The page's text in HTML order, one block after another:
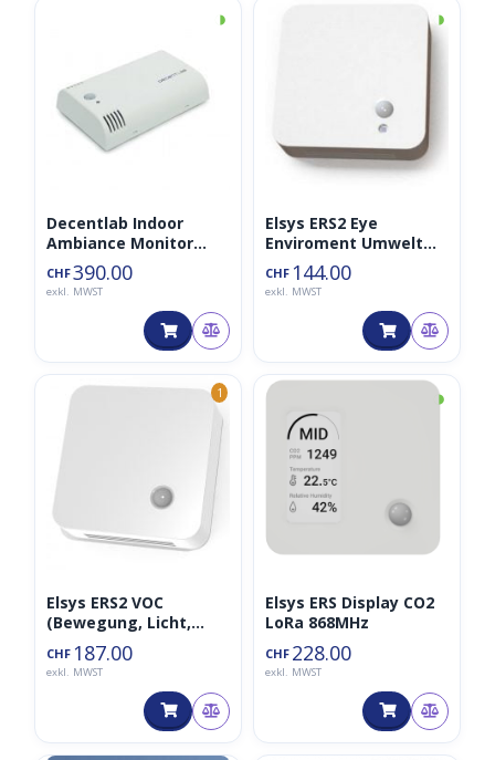
◑
Decentlab Indoor
Ambiance Monitor
LoRaWAN Enviroment
Sensor 868MHz DL-IAM
(CO2, TVOC,
Bewegungsmelder,
Temperatur, Druck)
CHF390.00
exkl. MWST
◑
Elsys ERS2 Eye
Enviroment Umwelt
LoRaWAN Sensor
868MHz
CHF 144.00
exkl. MWST
1
Elsys ERS2 VOC
(Bewegung, Licht,
Feuchtigkeit,
Temperatur, 868 MHz)
CHF 187.00
exkl. MWST
◑
Elsys ERS Display CO2
LoRa 868MHz
CHF 228.00
exkl. MWST